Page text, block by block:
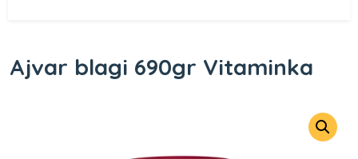
Ajvar blagi 690gr Vitaminka